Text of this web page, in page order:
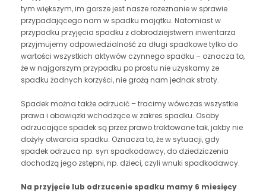
tym większym, im gorsze jest nasze rozeznanie w sprawie
przypadającego nam w spadku majątku. Natomiast w
przypadku przyjęcia spadku z dobrodziejstwem inwentarza
przyjmujemy odpowiedzialność za długi spadkowe tylko do
wartości wszystkich aktywów czynnego spadku – oznacza to,
że w najgorszym przypadku po prostu nie uzyskamy ze
spadku żadnych korzyści, nie grożą nam jednak straty.
Spadek można także odrzucić – tracimy wówczas wszystkie
prawa i obowiązki wchodzące w zakres spadku. Osoby
odrzucające spadek są przez prawo traktowane tak, jakby nie
dożyły otwarcia spadku. Oznacza to, że w sytuacji, gdy
spadek odrzuca np. syn spadkodawcy, do dziedziczenia
dochodzą jego zstępni, np. dzieci, czyli wnuki spadkodawcy.
Na przyjęcie lub odrzucenie spadku mamy 6 miesięcy